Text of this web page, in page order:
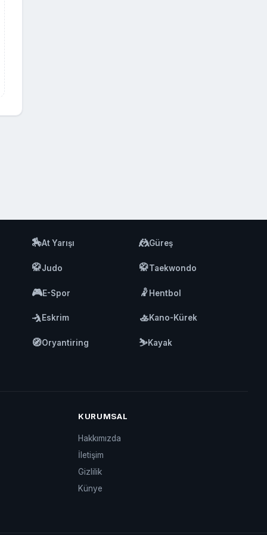
🏇At Yarışı 🤼Güreş
🥋Judo 🥋Taekwondo
🎮E-Spor 🤾Hentbol
🤺Eskrim 🚣Kano-Kürek
🧭Oryantiring ⛷️Kayak
KURUMSAL
Hakkımızda
İletişim
Gizlilik
Künye